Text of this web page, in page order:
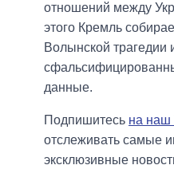
отношений между
этого Кремль
Волынской трагедии
данные.
Подпишитесь на наш
отслеживать самые
эксклюзивные